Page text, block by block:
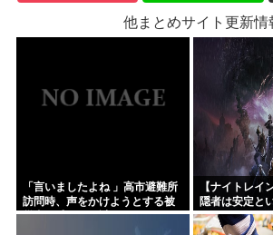
他まとめサイト更新情
「言いましたよね 」高市避難所
訪問時、声をかけようとする被
災者を威圧する謎のハゲガード
【ナイトレイ
隠者は安定と